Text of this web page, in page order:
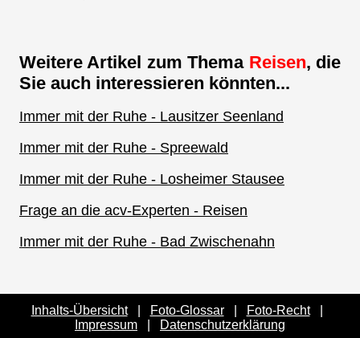
Weitere Artikel zum Thema Reisen, die
Sie auch interessieren könnten...
Immer mit der Ruhe - Lausitzer Seenland
Immer mit der Ruhe - Spreewald
Immer mit der Ruhe - Losheimer Stausee
Frage an die acv-Experten - Reisen
Immer mit der Ruhe - Bad Zwischenahn
Inhalts-Übersicht| Foto-Glossar| Foto-Recht|
Impressum
Datenschutzerklärung